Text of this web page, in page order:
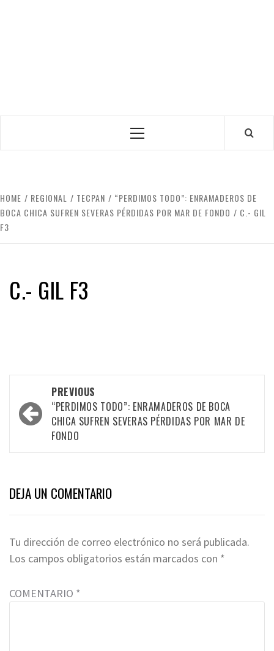
Primary
HOME REGIONAL TECPAN
“PERDIMOS TODO”: ENRAMADEROS DE
BOCA CHICA SUFREN SEVERAS PÉRDIDAS POR MAR DE FONDO
C.- GIL
F3
C.- GIL F3
navigation
PREVIOUS
“PERDIMOS TODO”: ENRAMADEROS DE BOCA
CHICA SUFREN SEVERAS PÉRDIDAS POR MAR DE
FONDO
DEJA UN COMENTARIO
Tu dirección de correo electrónico no será publicada.
Los campos obligatorios están marcados con *
COMENTARIO *